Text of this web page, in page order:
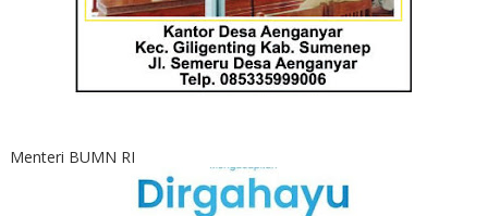
Menteri BUMN RI